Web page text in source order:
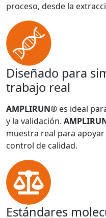
proceso, desde la
Diseñado para
trabajo real
AMPLIRUN® es ideal
y la validación.
muestra real para
control de calidad.
Estándares